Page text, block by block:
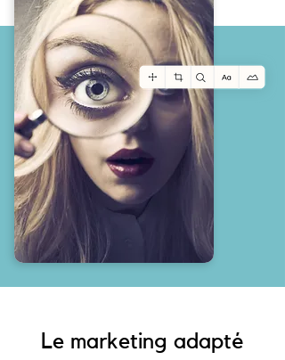
Le marketing adapté